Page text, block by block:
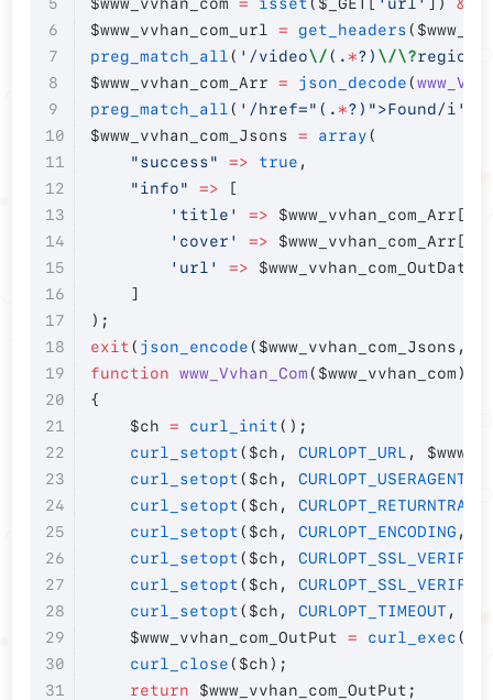
$www_vvhan_com = isset($_GET[ 'url' ]) &&
$www_vvhan_com_url = get_headers
preg_match_all( '/video\/(.*?) \/\?
$www_vvhan_com_Arr = json_decode(
preg_match_all( '/href="(.*?)">Found/i'
$www_vvhan_com_Jsons = array(
    "success"
=> true ,
    "info"
=> [
        'title'
=> $www_vvhan_com_Arr[
        'cover'
=> $www_vvhan_com_Arr[
        'url'
=>
    ]
);
exit( json_encode($www_vvhan_com_Jsons,
function www_Vvhan_Com($www_vvhan_com)
{
    $ch
= curl_init();
    curl_setopt
($ch, CURLOPT_URL ,
    curl_setopt
($ch, CURLOPT_USERAGENT
    curl_setopt
($ch,
    curl_setopt
($ch, CURLOPT_ENCODING ,
    curl_setopt
($ch,
    curl_setopt
($ch,
    curl_setopt
($ch, CURLOPT_TIMEOUT ,
    $www_vvhan_com_OutPut
= curl_exec
    curl_close
($ch);
    return
$www_vvhan_com_OutPut;